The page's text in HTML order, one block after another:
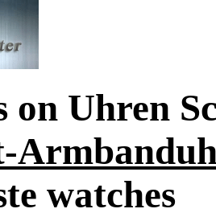
on Uhren
watches